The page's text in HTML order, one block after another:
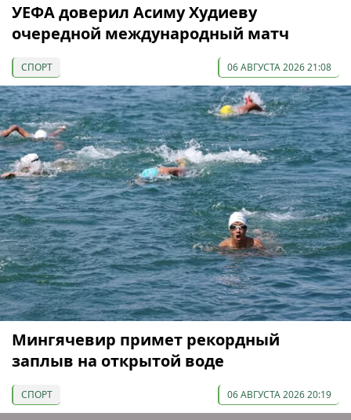
УЕФА доверил Асиму Худиеву
очередной международный матч
СПОРТ 06 АВГУСТА 2026 21:08
Мингячевир примет рекордный
заплыв на открытой воде
СПОРТ 06 АВГУСТА 2026 20:19